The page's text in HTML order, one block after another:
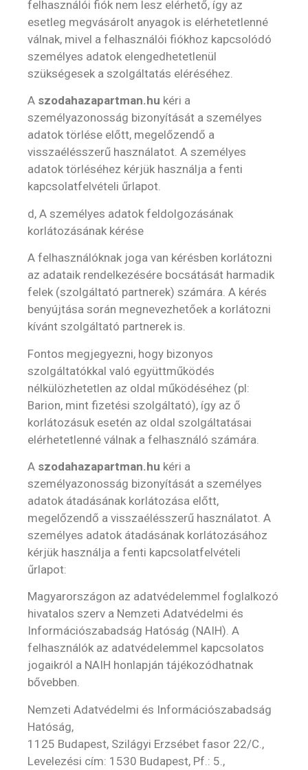
felhasználói fiók nem lesz elérhető, így az
esetleg megvásárolt anyagok is elérhetetlenné
válnak, mivel a felhasználói fiókhoz kapcsolódó
személyes adatok elengedhetetlenül
szükségesek a szolgáltatás eléréséhez.
A szodahazapartman.hu kéri a
személyazonosság bizonyítását a személyes
adatok törlése előtt, megelőzendő a
visszaélésszerű használatot. A személyes
adatok törléséhez kérjük használja a fenti
kapcsolatfelvételi űrlapot.
d, A személyes adatok feldolgozásának
korlátozásának kérése
A felhasználóknak joga van kérésben korlátozni
az adataik rendelkezésére bocsátását harmadik
felek (szolgáltató partnerek) számára. A kérés
benyújtása során megnevezhetőek a korlátozni
kívánt szolgáltató partnerek is.
Fontos megjegyezni, hogy bizonyos
szolgáltatókkal való együttműködés
nélkülözhetetlen az oldal működéséhez (pl:
Barion, mint fizetési szolgáltató), így az ő
korlátozásuk esetén az oldal szolgáltatásai
elérhetetlenné válnak a felhasználó számára.
A szodahazapartman.hu kéri a
személyazonosság bizonyítását a személyes
adatok átadásának korlátozása előtt,
megelőzendő a visszaélésszerű használatot. A
személyes adatok átadásának korlátozásához
kérjük használja a fenti kapcsolatfelvételi
űrlapot:
Magyarországon az adatvédelemmel foglalkozó
hivatalos szerv a Nemzeti Adatvédelmi és
Információszabadság Hatóság (NAIH). A
felhasználók az adatvédelemmel kapcsolatos
jogaikról a NAIH honlapján tájékozódhatnak
bővebben.
Nemzeti Adatvédelmi és Információszabadság
Hatóság,
1125 Budapest, Szilágyi Erzsébet fasor 22/C.,
Levelezési cím: 1530 Budapest, Pf.: 5.,